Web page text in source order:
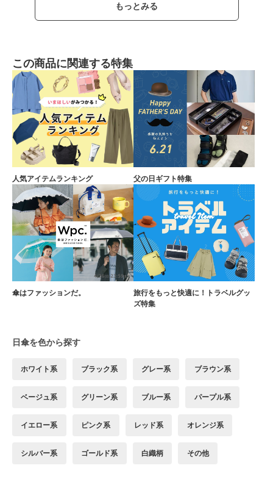
もっとみる
この商品に関連する特集
人気アイテムランキング 父の日ギフト特集
傘はファッションだ。
旅行をもっと快適に！トラベルグッ
ズ特集
日傘を色から探す
ホワイト系 ブラック系 グレー系 ブラウン系
ベージュ系 グリーン系 ブルー系 パープル系
イエロー系 ピンク系 レッド系 オレンジ系
シルバー系 ゴールド系 白織柄 その他